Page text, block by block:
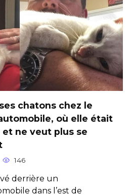
chatons chez le
où elle était
ne veut plus se
146
derrière un
dans l’est de